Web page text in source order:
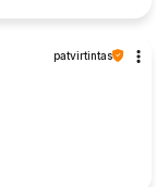
patvirtintas